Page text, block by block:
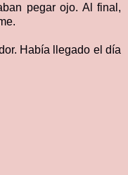
pegar ojo. Al final,
Había llegado el día